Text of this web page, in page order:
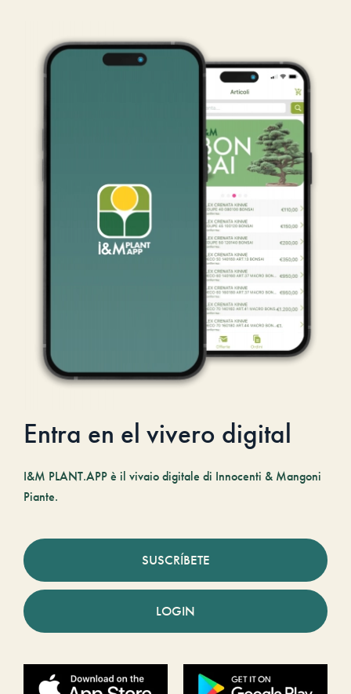
Entra en el vivero digital
I&M PLANT.APP è il vivaio digitale di Innocenti & Mangoni
Piante.
SUSCRÍBETE
LOGIN